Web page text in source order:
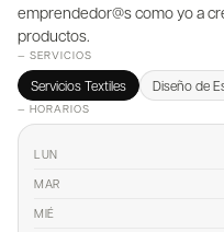
emprendedor@s como yo a
productos.
— SERVICIOS
Servicios Textiles Diseño de
— HORARIOS
LUN
MAR
MIÉ